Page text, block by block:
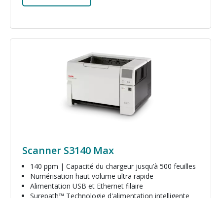
Image
Scanner S3140 Max
140 ppm | Capacité du chargeur jusqu’à 500 feuilles
Numérisation haut volume ultra rapide
Alimentation USB et Ethernet filaire
Surepath™ Technologie d'alimentation intelligente